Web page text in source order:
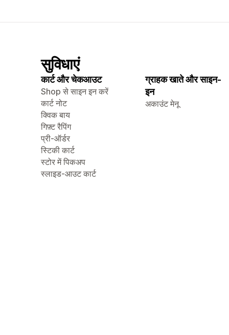
सुविधाएं
कार्ट और चेकआउट
Shop से साइन इन करें
कार्ट नोट
क्विक बाय
गिफ़्ट रैपिंग
प्री-ऑर्डर
स्टिकी कार्ट
स्टोर में पिकअप
स्लाइड-आउट कार्ट
ग्राहक खाते और साइन-
इन
अकाउंट मेनू